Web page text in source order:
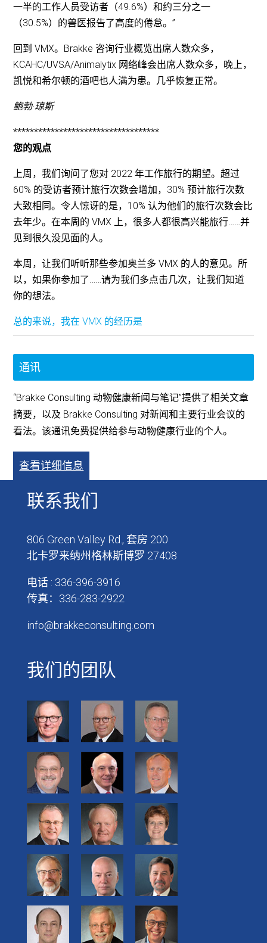
一半的工作人员受访者（49.6%）和约三分之一
（30.5%）的兽医报告了高度的倦怠。”
回到 VMX。Brakke 咨询行业概览出席人数众多，
KCAHC/UVSA/Animalytix 网络峰会出席人数众多，晚上，
凯悦和希尔顿的酒吧也人满为患。几乎恢复正常。
鲍勃·琼斯
***********************************
您的观点
上周，我们询问了您对 2022 年工作旅行的期望。超过
60% 的受访者预计旅行次数会增加，30% 预计旅行次数
大致相同。令人惊讶的是，10% 认为他们的旅行次数会比
去年少。在本周的 VMX 上，很多人都很高兴能旅行……并
见到很久没见面的人。
本周，让我们听听那些参加奥兰多 VMX 的人的意见。所
以，如果你参加了……请为我们多点击几次，让我们知道
你的想法。
总的来说，我在 VMX 的经历是
通讯
“Brakke Consulting 动物健康新闻与笔记”提供了相关文章
摘要，以及 Brakke Consulting 对新闻和主要行业会议的
看法。该通讯免费提供给参与动物健康行业的个人。
查看详细信息
联系我们
806 Green Valley Rd., 套房 200
北卡罗来纳州格林斯博罗 27408
电话 : 336-396-3916
传真：336-283-2922
info@brakkeconsulting.com
我们的团队